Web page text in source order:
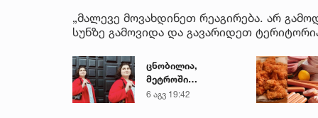
„მალევე მოვახდინეთ რეაგირება. არ
სუნზე გამოვიდა და გავარიდეთ
ცნობილია,
მეტროში
გარდაცვლილი 21
6 აგვ 19:42